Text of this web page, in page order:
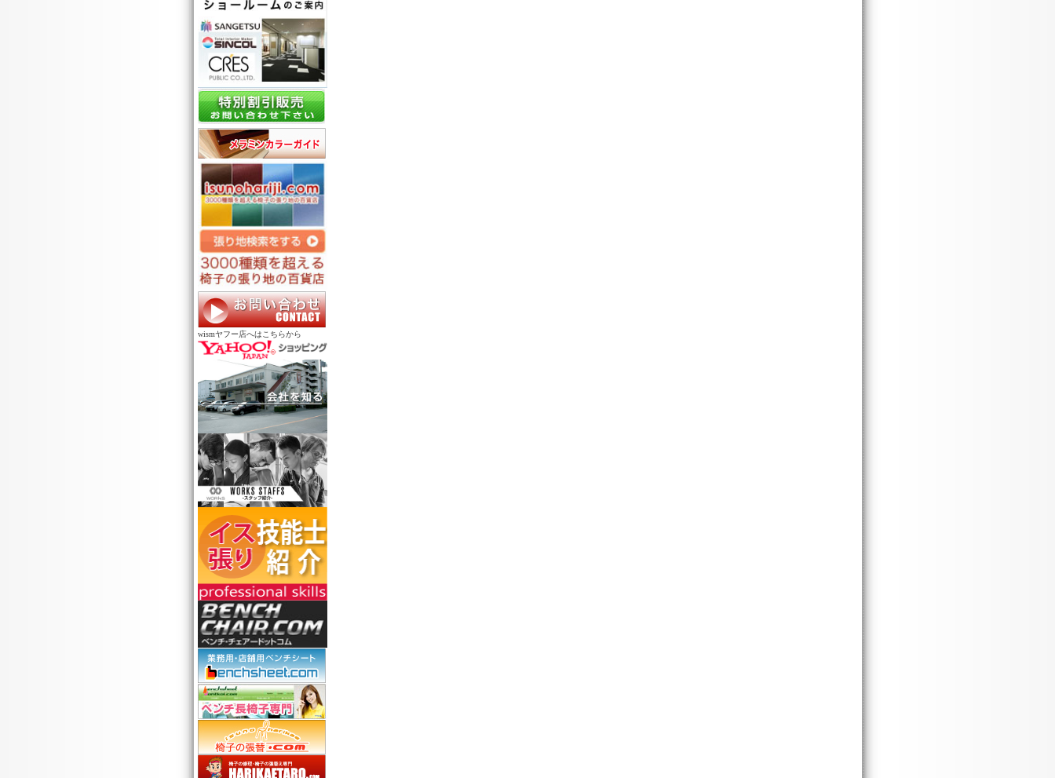
wismヤフー店へはこちらから